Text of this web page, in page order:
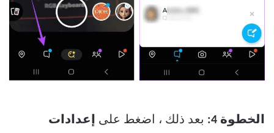
الخطوة 4: بعد ذلك ، اضغط على إعدادات